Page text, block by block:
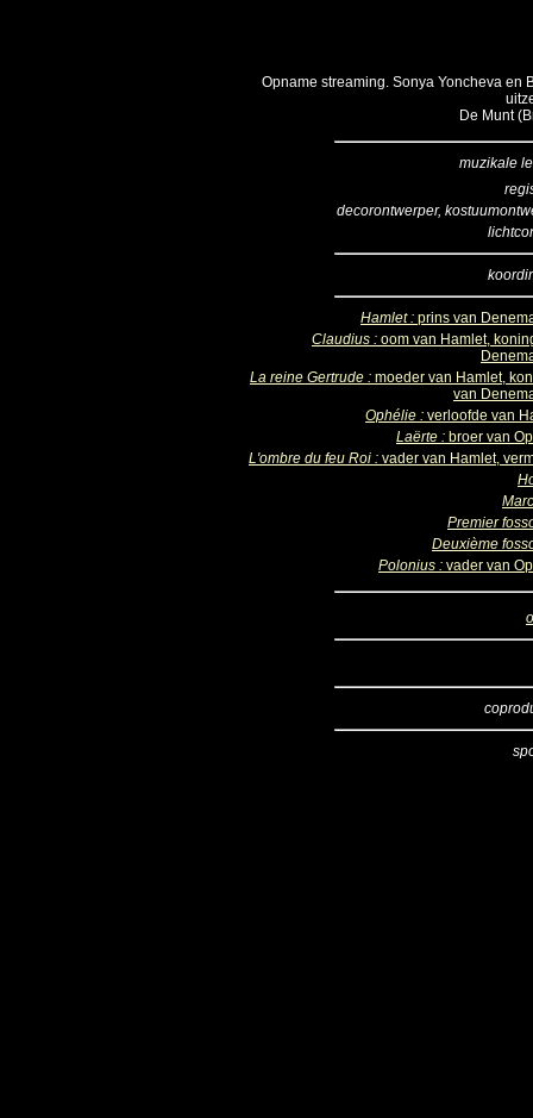
Opname streaming. Sonya Yoncheva en
De Munt
muzikale
decorontwerper,
Hamlet : prins van
Claudius : oom van Hamlet,
La reine Gertrude : moeder van Hamlet,
van
Ophélie : verloofde van
Laërte : broer van
L'ombre du feu Roi : vader van Hamlet,
Premier
Deuxième
Polonius : vader van